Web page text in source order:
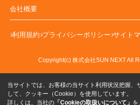
会社概要
利用規約 プライバシーポリシー サイト
Copyright(c) 株式会社SUN NEXT All
当サイトでは、お客様の当サイト利用状況把握、
して、クッキー（Cookie）を使用しています。
詳しくは、当社の 「Cookieの取扱いについて」 を